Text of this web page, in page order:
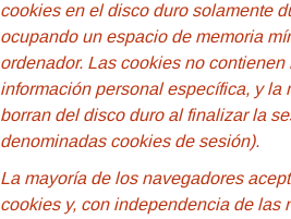
cookies en el disco duro solamente
ocupando un espacio de memoria
ordenador. Las cookies no
información personal específica, y la
borran del disco duro al finalizar la
denominadas cookies de sesión).
La mayoría de los navegadores
cookies y, con independencia de las